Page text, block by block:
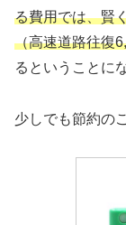
る費用では、賢
（高速道路往復
るということに
少しでも節約の